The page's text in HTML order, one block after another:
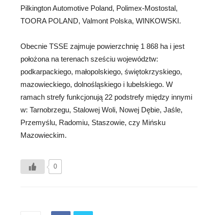
Pilkington Automotive Poland, Polimex-Mostostal,
TOORA POLAND, Valmont Polska, WINKOWSKI.
Obecnie TSSE zajmuje powierzchnię 1 868 ha i jest
położona na terenach sześciu województw:
podkarpackiego, małopolskiego, świętokrzyskiego,
mazowieckiego, dolnośląskiego i lubelskiego. W
ramach strefy funkcjonują 22 podstrefy między innymi
w: Tarnobrzegu, Stalowej Woli, Nowej Dębie, Jaśle,
Przemyślu, Radomiu, Staszowie, czy Mińsku
Mazowieckim.
0